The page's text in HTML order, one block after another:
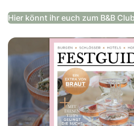
Hier könnt ihr euch zum B&B